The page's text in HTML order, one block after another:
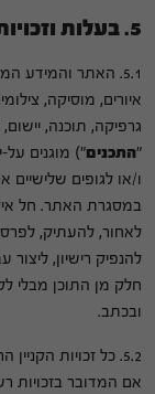
5. בעלות וזכויות קניין רוחני
5.1. האתר והמידע
איורים, מוסיקה,
גרפיקה, תוכנה,
"התכנים") מוגנים על-
ו/או לגופים
במסגרת האתר. חל
לאחור, להעתיק,
להנפיק רישיון, ליצור
חלק מן התוכן
ובכתב.
5.2. כל זכויות
אם המדובר בזכויות